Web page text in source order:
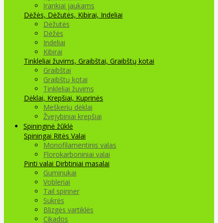
Įrankiai jaukams
Dėžės, Dėžutės, Kibirai, Indeliai
Dėžutės
Dėžės
Indeliai
Kibirai
Tinkleliai žuvims, Graibštai, Graibštų kotai
Graibštai
Graibštų kotai
Tinkleliai žuvims
Dėklai, Krepšiai, Kuprinės
Meškerių dėklai
Žvejybiniai krepšiai
Spininginė žūklė
Spiningai Ritės Valai
Monofilamentinis valas
Florokarboniniai valai
Pinti valai Dirbtiniai masalai
Guminukai
Vobleriai
Tail spinner
Sukrės
Blizgės vartiklės
Cikados